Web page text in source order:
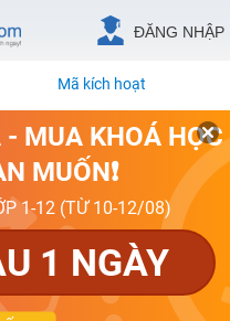
ĐĂNG NHẬP
Mã kích hoạt
- MUA KHOÁ HỌC
MUỐN❗
1-12 (TỪ 10-12/08)
1 NGÀY